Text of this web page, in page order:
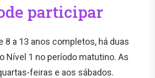
participar
8 a 13 anos completos, há duas
Nível 1 no período matutino. As
feiras e aos sábados.